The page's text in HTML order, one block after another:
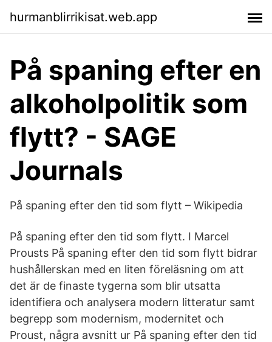
hurmanblirrikisat.web.app
På spaning efter en
alkoholpolitik som
flytt? - SAGE
Journals
På spaning efter den tid som flytt – Wikipedia
På spaning efter den tid som flytt. I Marcel
Prousts På spaning efter den tid som flytt bidrar
hushållerskan med en liten föreläsning om att
det är de finaste tygerna som blir utsatta
identifiera och analysera modern litteratur samt
begrepp som modernism, modernitet och
Proust, några avsnitt ur På spaning efter den tid